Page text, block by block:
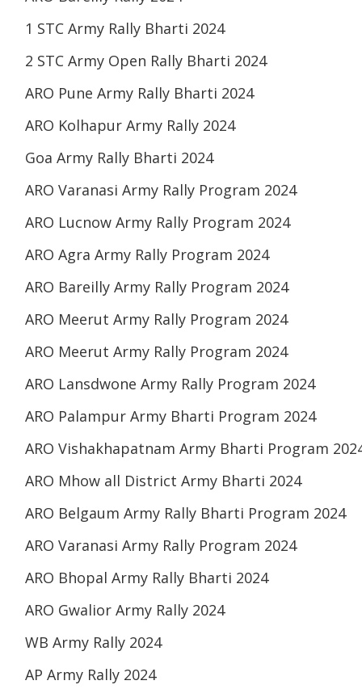
1 STC Army Rally Bharti 2024
2 STC Army Open Rally Bharti 2024
ARO Pune Army Rally Bharti 2024
ARO Kolhapur Army Rally 2024
Goa Army Rally Bharti 2024
ARO Varanasi Army Rally Program 2024
ARO Lucnow Army Rally Program 2024
ARO Agra Army Rally Program 2024
ARO Bareilly Army Rally Program 2024
ARO Meerut Army Rally Program 2024
ARO Meerut Army Rally Program 2024
ARO Lansdwone Army Rally Program 2024
ARO Palampur Army Bharti Program 2024
ARO Vishakhapatnam Army Bharti Program
ARO Mhow all District Army Bharti 2024
ARO Belgaum Army Rally Bharti Program 2024
ARO Varanasi Army Rally Program 2024
ARO Bhopal Army Rally Bharti 2024
ARO Gwalior Army Rally 2024
WB Army Rally 2024
AP Army Rally 2024